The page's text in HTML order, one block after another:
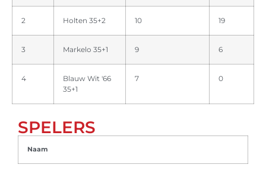
2 Holten 35+2 10 19
3 Markelo 35+1 9 6
4
Blauw Wit '66
35+1
7 0
SPELERS
Naam